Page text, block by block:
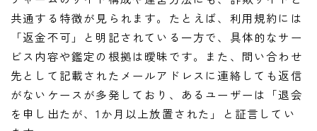
共通する特徴が見られます。たとえば、利用規約には
「返金不可」と明記されている一方で、具体的なサー
ビス内容や鑑定の根拠は曖昧です。また、問い合わせ
先として記載されたメールアドレスに連絡しても返信
がないケースが多発しており、あるユーザーは「退会
を申し出たが、1か月以上放置された」と証言してい